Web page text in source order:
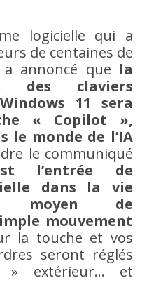
logicielle qui a
de centaines de
a annoncé que la
des claviers
11 sera
« Copilot »,
le monde de l’IA
le communiqué
l’entrée de
dans la vie
moyen de
mouvement
la touche et vos
seront réglés
extérieur… et